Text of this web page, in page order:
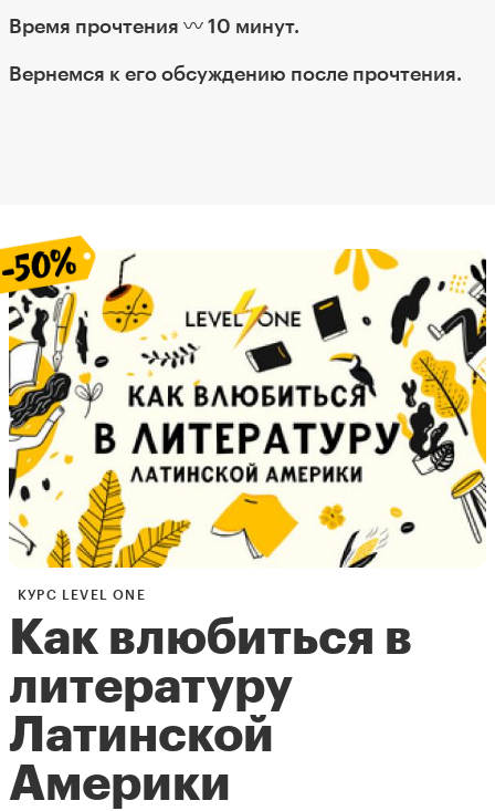
Время прочтения 〰️ 10 минут.
Вернемся к его обсуждению после прочтения.
КУРС LEVEL ONE
Как влюбиться в
литературу
Латинской
Америки